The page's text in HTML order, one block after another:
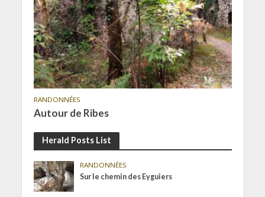
RANDONNÉES
Autour de Ribes
Herald Posts List
RANDONNÉES
Sur le chemin des Eyguiers